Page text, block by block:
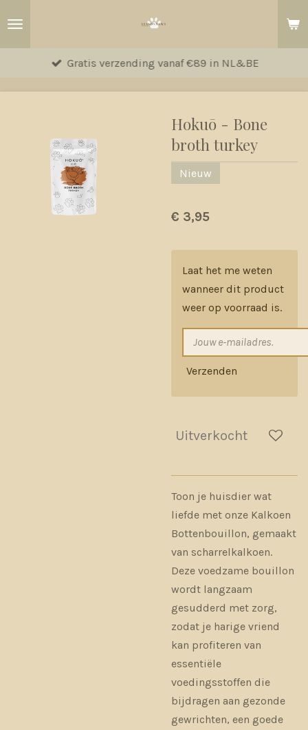
hoofdinhoud
Gratis verzending vanaf €89 in NL&BE
Hokuō - Bone
broth turkey
Nieuw
€ 3,95
Laat het me weten
wanneer dit product
weer op voorraad is.
Verzenden
Uitverkocht
Toon je huisdier wat
liefde met onze Kalkoen
Bottenbouillon, gemaakt
van scharrelkalkoen.
Deze voedzame bouillon
wordt langzaam
gesudderd met zorg,
zodat je harige vriend
kan profiteren van
essentiële
voedingsstoffen die
bijdragen aan gezonde
gewrichten, een goede